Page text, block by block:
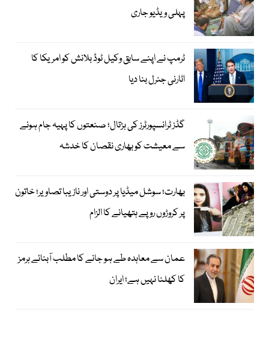
پہلی ویڈیو جاری
ٹرمپ نے اپنے سابق وکیل ٹوڈ بلانش کو امریکا کا
اٹارنی جنرل بنا دیا
گڈز ٹرانسپورٹرز کی ہڑتال؛ صنعتوں کا پہیہ جام ہونے
سے معیشت کو بھاری نقصان کا خدشہ
بھارت؛ سوشل میڈیا پر دوستی اور نازیبا تصاویر؛ خاتون
پر کروڑوں روپے ہتھیانے کا الزام
عمان سے معاہدہ طے ہو جانے کا مطلب آبنائے ہرمز
کا کھلنا نہیں ہے؛ ایران